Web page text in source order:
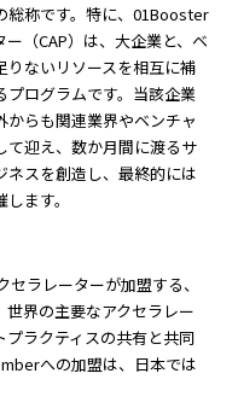
総称です。特に、01Booster
（CAP）は、大企業と、ベ
りないリソースを相互に補
ログラムです。当該企業
らも関連業界やベンチャ
て迎え、数か月間に渡るサ
ネスを創造し、最終的には
ます。
ラレーターが加盟する、
界の主要なアクセラレー
ラクティスの共有と共同
への加盟は、日本では